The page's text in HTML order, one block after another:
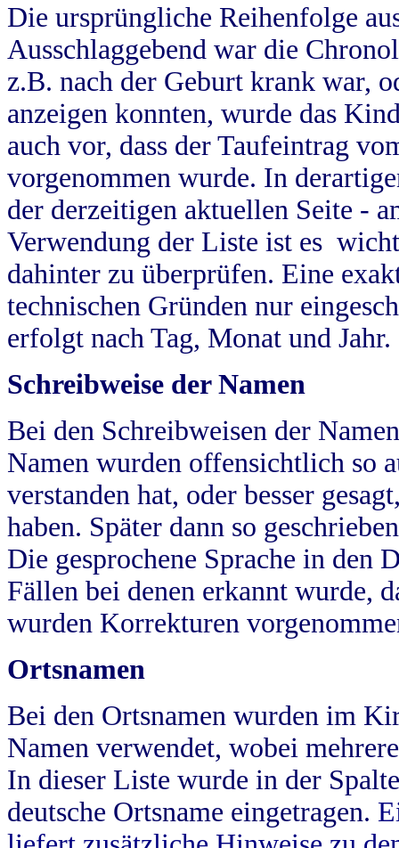
Die ursprüngliche Reihenfolge
Ausschlaggebend war die
z.B. nach der Geburt krank war,
anzeigen konnten, wurde das
auch vor, dass der Taufeintrag
vorgenommen wurde. In
der derzeitigen aktuellen Seite -
Verwendung der Liste ist es
dahinter zu überprüfen. Eine
technischen Gründen nur
erfolgt nach Tag, Monat und Jahr.
Schreibweise der Namen
Bei den Schreibweisen der
Namen wurden offensichtlich so
verstanden hat, oder besser
haben. Später dann so
Die gesprochene Sprache in
Fällen bei denen erkannt wurde,
wurden Korrekturen
Ortsnamen
Bei den Ortsnamen wurden im
Namen verwendet, wobei
In dieser Liste wurde in der
deutsche Ortsname eingetragen.